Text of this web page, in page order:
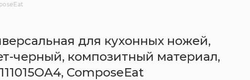
для кухонных ножей,
черный, композитный материал,
ComposeEat